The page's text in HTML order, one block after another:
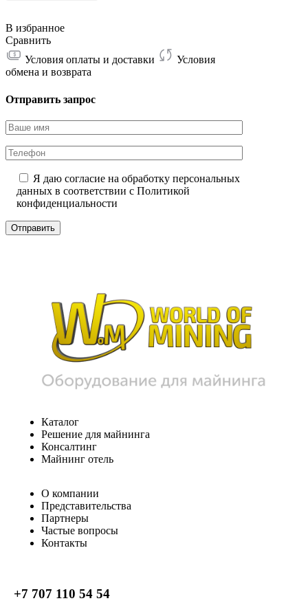
В избранное
Сравнить
Условия оплаты и доставки
Условия
обмена и возврата
Отправить запрос
Я даю согласие на обработку персональных
данных в соответствии с Политикой
конфиденциальности
Каталог
Решение для майнинга
Консалтинг
Майнинг отель
О компании
Представительства
Партнеры
Частые вопросы
Контакты
+7 707 110 54 54